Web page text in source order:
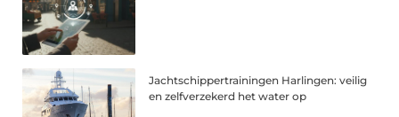
Jachtschippertrainingen Harlingen: veilig
en zelfverzekerd het water op